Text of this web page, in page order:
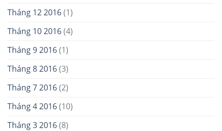
Tháng 12 2016(1)
Tháng 10 2016(4)
Tháng 9 2016(1)
Tháng 8 2016(3)
Tháng 7 2016(2)
Tháng 4 2016(10)
Tháng 3 2016(8)